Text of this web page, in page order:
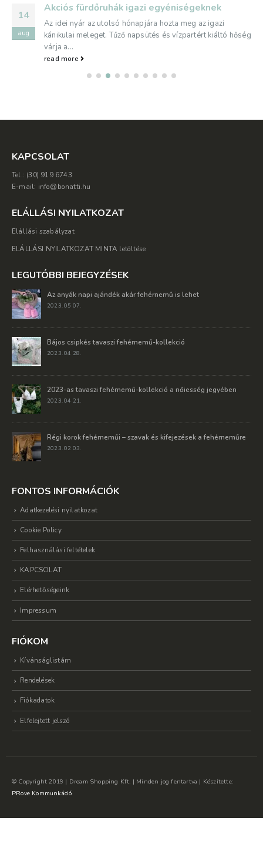
14
aug
Akciós fürdőruhák igazi egyéniségeknek
Az idei nyár az utolsó hónapjára hozta meg az igazi
kánikulai meleget. Tűző napsütés és vízpartért kiáltó hőség
várja a...
read more
KAPCSOLAT
Tel.: (30) 919 6743
E-mail: info@bonatti.hu
ELÁLLÁSI NYILATKOZAT
Elállási szabályzat
ELÁLLÁSI NYILATKOZAT MINTA letöltése
LEGUTÓBBI BEJEGYZÉSEK
Az anyák napi ajándék akár fehérnemű is lehet
2023. 05 07.
Bájos csipkés tavaszi fehérnemű-kollekció
2023. 04 28.
2023-as tavaszi fehérnemű-kollekció a nőiesség jegyében
2023. 04 21.
Régi korok fehérneműi – szavak és kifejezések a fehérneműre
2023. 02 03.
FONTOS INFORMÁCIÓK
Adatkezelési nyilatkozat
Cookie Policy
Felhasználási feltételek
KAPCSOLAT
Elérhetőségeink
Impressum
FIÓKOM
Kívánságlistám
Rendelések
Fiókadatok
Elfelejtett jelszó
© Copyright 2019 | Dream Shopping Kft. | Minden jog fentartva | Készítette:
PRove Kommunkáció